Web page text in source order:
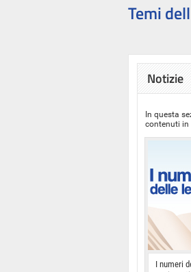
Temi
Notizie
In questa
contenuti in
I numeri